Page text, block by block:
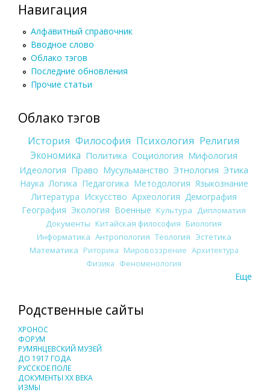
Навигация
Алфавитный справочник
Вводное слово
Облако тэгов
Последние обновления
Прочие статьи
Облако тэгов
История Философия Психология Религия
Экономика Политика Социология Мифология
Идеология Право Мусульманство Этнология Этика
Наука Логика Педагогика Методология Языкознание
Литература Искусство Археология Демография
География Экология Военные Культура
Дипломатия
Документы Китайская философия Биология
Информатика Антропология Теология Эстетика
Математика Риторика Мировоззрение Архитектура
Физика Феноменология
Еще
Родственные сайты
ХРОНОС
ФОРУМ
РУМЯНЦЕВСКИЙ МУЗЕЙ
ДО 1917 ГОДА
РУССКОЕ ПОЛЕ
ДОКУМЕНТЫ XX ВЕКА
ИЗМЫ